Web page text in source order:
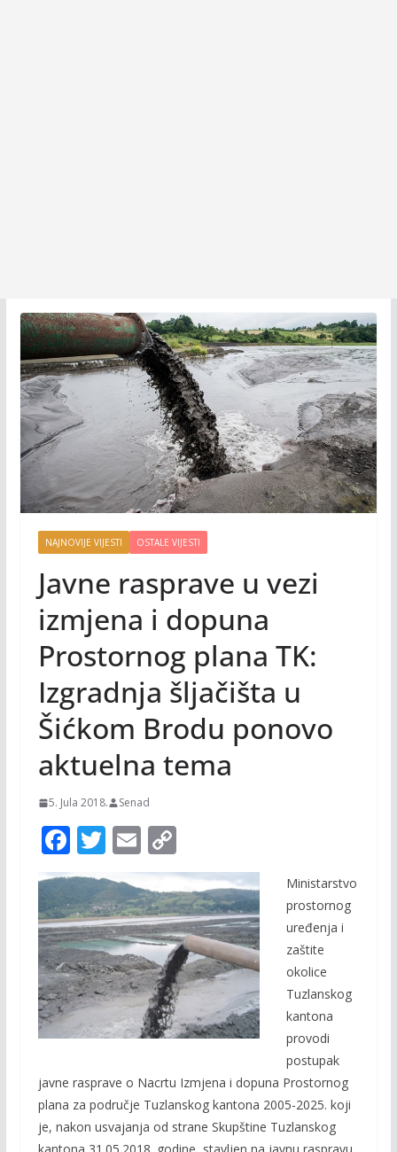
NAJNOVIJE VIJESTI OSTALE VIJESTI
Javne rasprave u vezi
izmjena i dopuna
Prostornog plana TK:
Izgradnja šljačišta u
Šićkom Brodu ponovo
aktuelna tema
5. Jula 2018. Senad
F
ac
e
b
o
o
k
T
w
itt
er
E
m
ai
l
C
o
p
y
Li
n
k
Ministarstvo
prostornog
uređenja i
zaštite
okolice
Tuzlanskog
kantona
provodi
postupak
javne rasprave o Nacrtu Izmjena i dopuna Prostornog
plana za područje Tuzlanskog kantona 2005-2025. koji
je, nakon usvajanja od strane Skupštine Tuzlanskog